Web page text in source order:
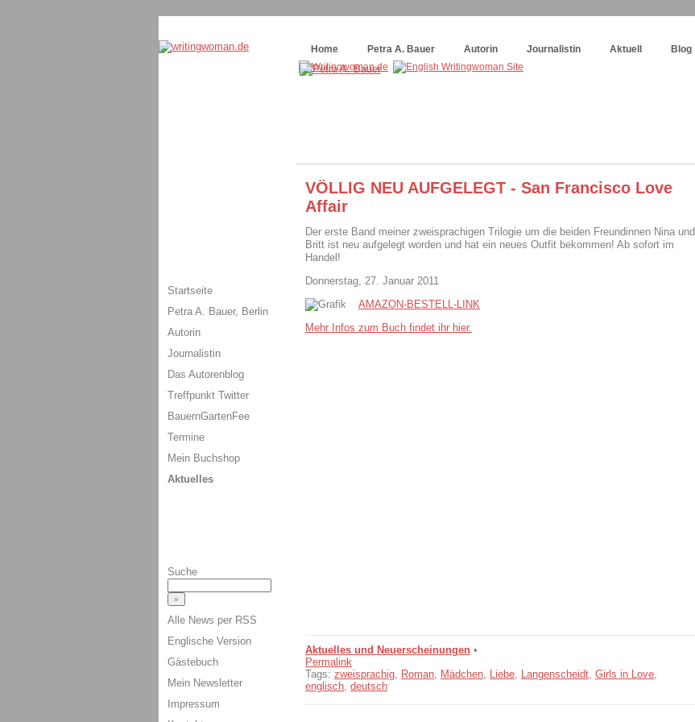
Home
Petra A. Bauer Autorin Journalistin Aktuell Blog
VÖLLIG NEU AUFGELEGT - San Francisco Love
Affair
Der erste Band meiner zweisprachigen Trilogie um die beiden Freundinnen Nina und
Britt ist neu aufgelegt worden und hat ein neues Outfit bekommen! Ab sofort im
Handel!
Donnerstag, 27. Januar 2011
AMAZON-BESTELL-LINK
Mehr Infos zum Buch findet ihr hier.
Aktuelles und Neuerscheinungen •
Permalink
Tags: zweisprachig, Roman, Mädchen, Liebe, Langenscheidt, Girls in Love,
englisch, deutsch
Startseite
Petra A. Bauer, Berlin
Autorin
Journalistin
Das Autorenblog
Treffpunkt Twitter
BauernGartenFee
Termine
Mein Buchshop
Aktuelles
Suche
Alle News per RSS
Englische Version
Gästebuch
Mein Newsletter
Impressum